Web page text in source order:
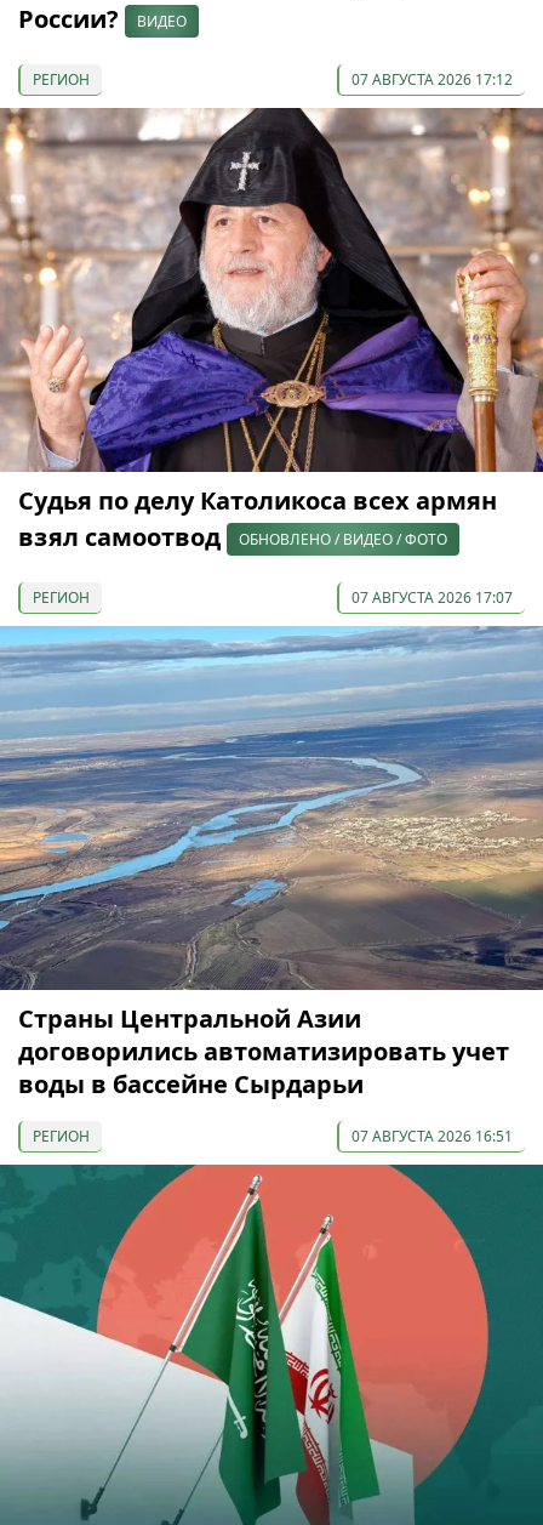
России?
ВИДЕО
РЕГИОН 07 АВГУСТА 2026 17:12
Судья по делу Католикоса всех армян
взял самоотвод
ОБНОВЛЕНО / ВИДЕО / ФОТО
РЕГИОН 07 АВГУСТА 2026 17:07
Страны Центральной Азии
договорились автоматизировать учет
воды в бассейне Сырдарьи
РЕГИОН 07 АВГУСТА 2026 16:51